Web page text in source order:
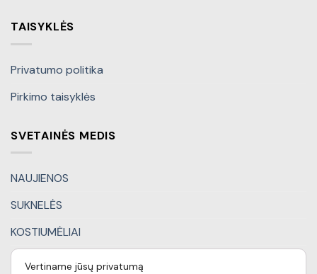
TAISYKLĖS
Privatumo politika
Pirkimo taisyklės
SVETAINĖS MEDIS
NAUJIENOS
SUKNELĖS
KOSTIUMĖLIAI
KITI DRABUŽIAI
Vertiname jūsų privatumą